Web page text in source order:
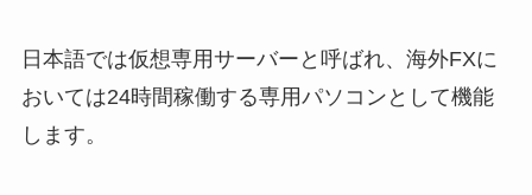
日本語では仮想専用サーバーと呼ばれ、海外FXに
おいては24時間稼働する専用パソコンとして機能
します。